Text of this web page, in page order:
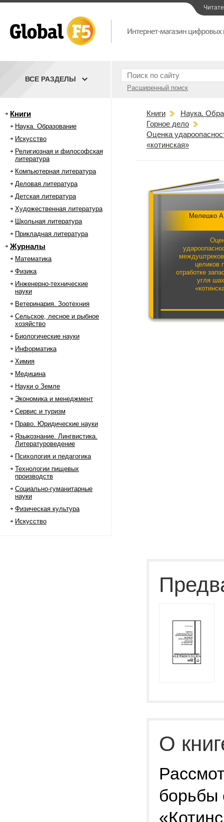
Расширенный поиск
ВСЕ РАЗДЕЛЫ
Книги
Наука. Образование
Искусство
Религиозная и философская
литература
Компьютерная литература
Деловая литература
Детская литература
Художественная литература
Школьная литература
Прикладная литература
Журналы
Математика
Физика
Инженерно-технические
науки
Ветеринария. Зоотехния
Сельское, лесное и рыбное
хозяйство
Биологические науки
Информатика
Химия
Медицина
Науки о Земле
Экономика и менеджмент
Сервис и туризм
Право. Юридические науки
Языкознание. Лингвистика.
Литературоведение
Психология и педагогика
Технологии пищевых
производств
Социально-гуманитарные
науки
Физическая культура
Искусство
Книги
Наука.
Горное дело
Оценка
«котинская»
Мелешко
целиков
отработке
угля
О
борьбы